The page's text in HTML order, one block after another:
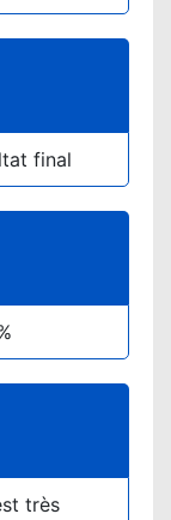
final
très